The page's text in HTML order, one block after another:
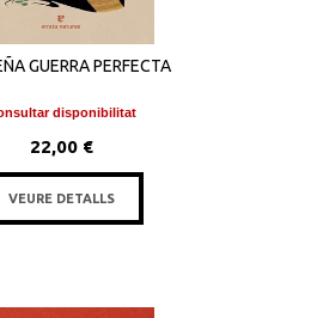
GUERRA PERFECTA
disponibilitat
22,00 €
VEURE DETALLS